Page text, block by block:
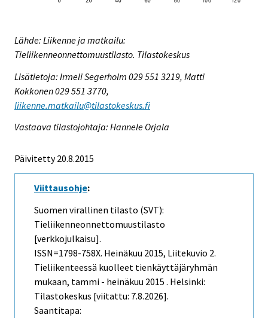
Lähde: Liikenne ja matkailu:
Tieliikenneonnettomuustilasto. Tilastokeskus
Lisätietoja: Irmeli Segerholm 029 551 3219, Matti
Kokkonen 029 551 3770,
liikenne.matkailu@tilastokeskus.fi
Vastaava tilastojohtaja: Hannele Orjala
Päivitetty 20.8.2015
Viittausohje:
Suomen virallinen tilasto (SVT):
Tieliikenneonnettomuustilasto
[verkkojulkaisu].
ISSN=1798-758X. Heinäkuu 2015, Liitekuvio 2.
Tieliikenteessä kuolleet tienkäyttäjäryhmän
mukaan, tammi - heinäkuu 2015 . Helsinki:
Tilastokeskus [viitattu: 7.8.2026].
Saantitapa: